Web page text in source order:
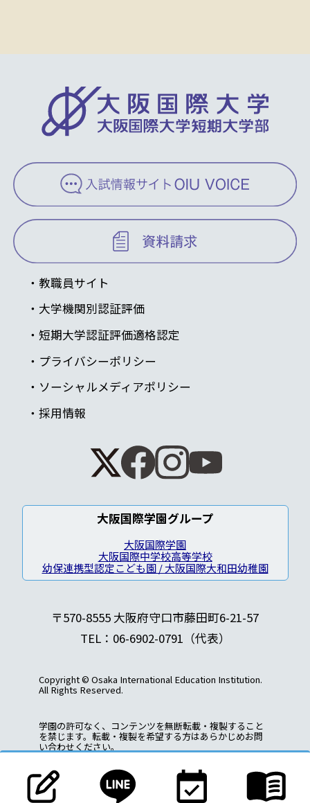
教職員サイト
大学機関別認証評価
短期大学認証評価適格認定
プライバシーポリシー
ソーシャルメディアポリシー
採用情報
大阪国際学園グループ
大阪国際学園
大阪国際中学校高等学校
幼保連携型認定こども園 / 大阪国際大和田幼稚園
〒570-8555 大阪府守口市藤田町6-21-57
TEL：06-6902-0791（代表）
Copyright © Osaka International Education Institution.
All Rights Reserved.
学園の許可なく、コンテンツを無断転載・複製すること
を禁じます。転載・複製を希望する方はあらかじめお問
い合わせください。